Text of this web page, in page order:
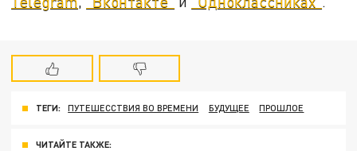
ТЕГИ: ПУТЕШЕССТВИЯ ВО ВРЕМЕНИ БУДУЩЕЕ ПРОШЛОЕ
ЧИТАЙТЕ ТАКЖЕ: